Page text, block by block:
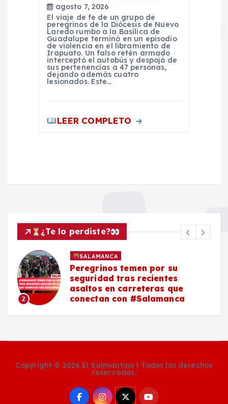
agosto 7, 2026
El viaje de fe de un grupo de
peregrinos de la Diócesis de Nuevo
Laredo rumbo a la Basílica de
Guadalupe terminó en un episodio
de violencia en el libramiento de
Irapuato. Un falso retén armado
interceptó el autobús y despojó de
sus pertenencias a 47 personas,
dejando además cuatro
lesionados. Este…
LEER COMPLETO
¿Te lo perdiste?
2
SALAMANCA
Peregrinos temen por su
seguridad tras recientes
asaltos en carreteras que
conectan con #Salamanca
Copyright © 2026 El Salmantino | Todos los derechos
reservados.